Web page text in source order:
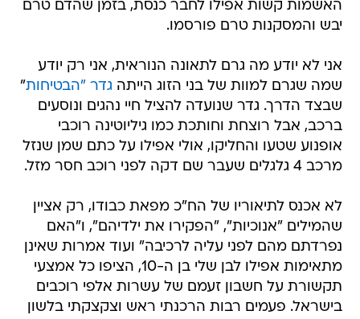
האשמות קשות אפילו לחבר כנסת, בזמן שהדם טרם
יבש והמסקנות טרם פורסמו.
אני לא יודע מה גרם לתאונה הנוראית, אני רק יודע
שמה שגרם למוות של בני הזוג הייתה גדר "הבטיחות"
שבצד הדרך. גדר שנועדה להציל חיי נהגים ונוסעים
ברכב, אבל רוצחת וחותכת כמו גיליוטינה רוכבי
אופנוע שטעו והחליקו, אולי אפילו על כתם שמן שנזל
מרכב 4 גלגלים שעבר שם דקה לפני רוכב חסר מזל.
לא אכנס לתיאוריו של הח"כ מפאת כבודו, רק אציין
שהמילים "אנוכיות", "הפקירו את ילדיהם", ו"האם
נפרדתם מהם לפני עליה לרכיבה" ועוד אמרות שאינן
מתאימות אפילו לבן שלי בן ה-10, הציפו כל אמצעי
תקשורת על חשבון זעמם של עשרות אלפי רוכבים
בישראל. פעמים רבות הרכנתי ראש וצקצקתי בלשון